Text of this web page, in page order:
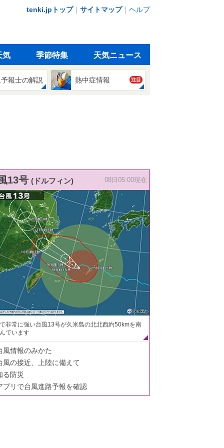
tenki.jpトップ｜ サイトマップ｜ ヘルプ
気 季節特集 天気ニュース
報士の解説 熱中症情報 注目
13号 (ドルフィン) 08日05:00現在
非常に強い台風13号が久米島の北北西約50kmを南
でいます
風情報のみかた
風の接近、上陸に備えて
る防災
プリで台風進路予報を確認